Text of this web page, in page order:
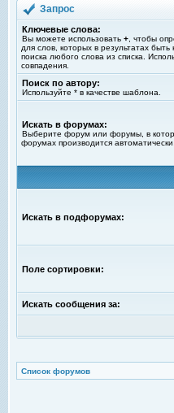
Запрос
Ключевые слова:
Вы можете использовать + , чтобы
для слов, которых в результатах
поиска любого слова из списка.
совпадения.
Поиск по автору:
Используйте * в качестве шаблона.
Искать в форумах:
Выберите форум или форумы, в
форумах производится
Искать в подфорумах:
Поле сортировки:
Искать сообщения за:
Список форумов